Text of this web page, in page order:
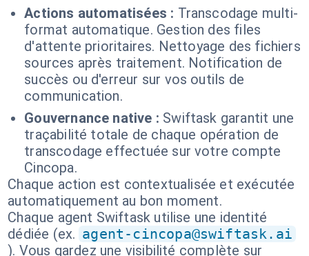
Actions automatisées : Transcodage multi-
format automatique. Gestion des files
d'attente prioritaires. Nettoyage des fichiers
sources après traitement. Notification de
succès ou d'erreur sur vos outils de
communication.
Gouvernance native : Swiftask garantit une
traçabilité totale de chaque opération de
transcodage effectuée sur votre compte
Cincopa.
Chaque action est contextualisée et exécutée
automatiquement au bon moment.
Chaque agent Swiftask utilise une identité
dédiée (ex. agent-cincopa@swiftask.ai
). Vous gardez une visibilité complète sur